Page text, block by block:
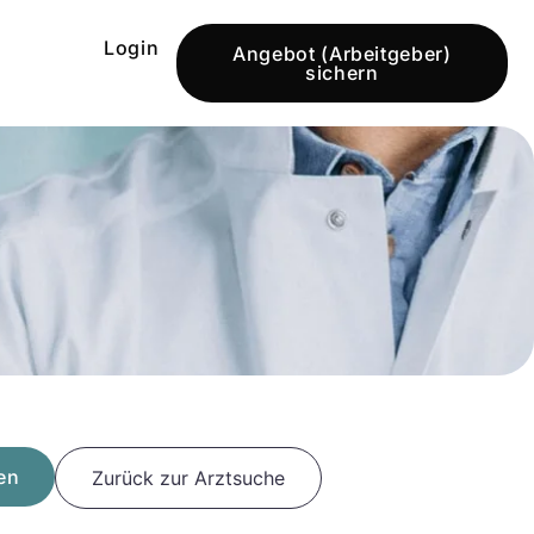
Login
Angebot (Arbeitgeber)
sichern
Zurück zur Arztsuche